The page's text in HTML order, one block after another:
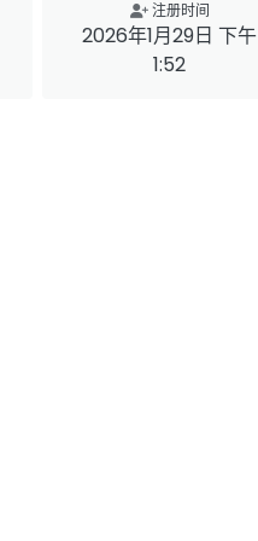
注册时间
2026年1月29日 下午
1:52